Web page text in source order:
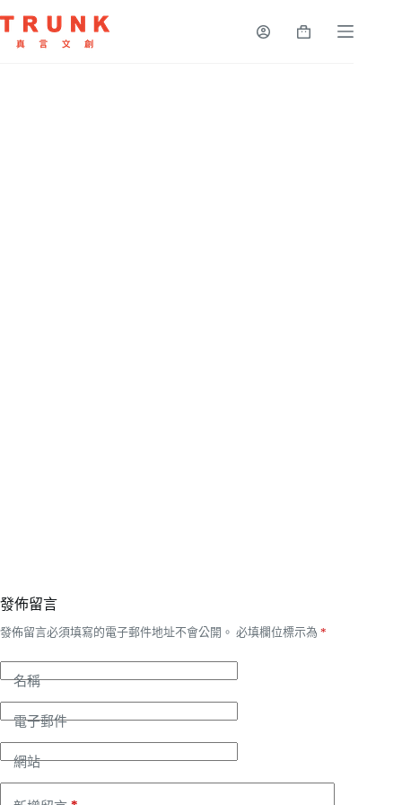
發佈留言
發佈留言必須填寫的電子郵件地址不會公開。 必填欄位標示為 *
名稱
電子郵件
網站